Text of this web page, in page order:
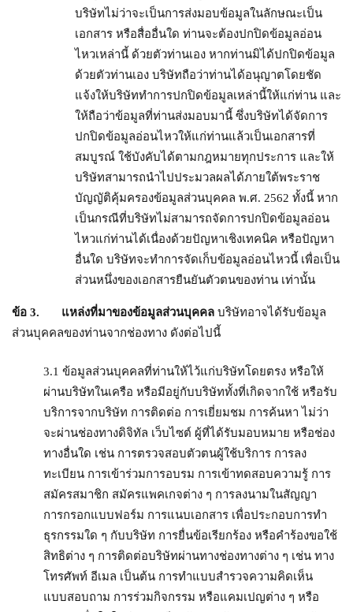
บริษัทไม่ว่าจะเป็นการส่งมอบข้อมูลในลักษณะเป็น
เอกสาร หรือสื่ออื่นใด ท่านจะต้องปกปิดข้อมูลอ่อน
ไหวเหล่านี้ ด้วยตัวท่านเอง หากท่านมิได้ปกปิดข้อมูล
ด้วยตัวท่านเอง บริษัทถือว่าท่านได้อนุญาตโดยชัด
แจ้งให้บริษัททำการปกปิดข้อมูลเหล่านี้ให้แก่ท่าน และ
ให้ถือว่าข้อมูลที่ท่านส่งมอบมานี้ ซึ่งบริษัทได้จัดการ
ปกปิดข้อมูลอ่อนไหวให้แก่ท่านแล้วเป็นเอกสารที่
สมบูรณ์ ใช้บังคับได้ตามกฎหมายทุกประการ และให้
บริษัทสามารถนำไปประมวลผลได้ภายใต้พระราช
บัญญัติคุ้มครองข้อมูลส่วนบุคคล พ.ศ. 2562 ทั้งนี้ หาก
เป็นกรณีที่บริษัทไม่สามารถจัดการปกปิดข้อมูลอ่อน
ไหวแก่ท่านได้เนื่องด้วยปัญหาเชิงเทคนิค หรือปัญหา
อื่นใด บริษัทจะทำการจัดเก็บข้อมูลอ่อนไหวนี้ เพื่อเป็น
ส่วนหนึ่งของเอกสารยืนยันตัวตนของท่าน เท่านั้น
ข้อ 3. แหล่งที่มาของข้อมูลส่วนบุคคล บริษัทอาจได้รับข้อมูล
ส่วนบุคคลของท่านจากช่องทาง ดังต่อไปนี้
3.1 ข้อมูลส่วนบุคคลที่ท่านให้ไว้แก่บริษัทโดยตรง หรือให้
ผ่านบริษัทในเครือ หรือมีอยู่กับบริษัททั้งที่เกิดจากใช้ หรือรับ
บริการจากบริษัท การติดต่อ การเยี่ยมชม การค้นหา ไม่ว่า
จะผ่านช่องทางดิจิทัล เว็บไซต์ ผู้ที่ได้รับมอบหมาย หรือช่อง
ทางอื่นใด เช่น การตรวจสอบตัวตนผู้ใช้บริการ การลง
ทะเบียน การเข้าร่วมการอบรม การเข้าทดสอบความรู้ การ
สมัครสมาชิก สมัครแพคเกจต่าง ๆ การลงนามในสัญญา
การกรอกแบบฟอร์ม การแนบเอกสาร เพื่อประกอบการทำ
ธุรกรรมใด ๆ กับบริษัท การยื่นข้อเรียกร้อง หรือคำร้องขอใช้
สิทธิต่าง ๆ การติดต่อบริษัทผ่านทางช่องทางต่าง ๆ เช่น ทาง
โทรศัพท์ อีเมล เป็นต้น การทำแบบสำรวจความคิดเห็น
แบบสอบถาม การร่วมกิจกรรม หรือแคมเปญต่าง ๆ หรือ